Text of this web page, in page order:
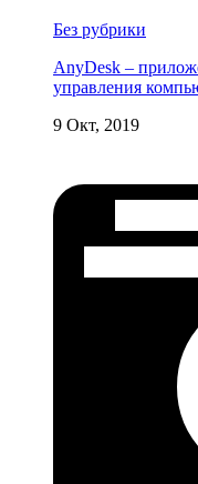
Без рубрики
AnyDesk –
управления
9 Окт, 2019